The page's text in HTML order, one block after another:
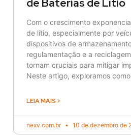
Com o crescimento
de lítio, especialmente por
dispositivos de
regulamentação e a
tornam cruciais para mitigar
Neste artigo, exploramos
LEIA MAIS >
nexv.com.br 10 de dezembro de